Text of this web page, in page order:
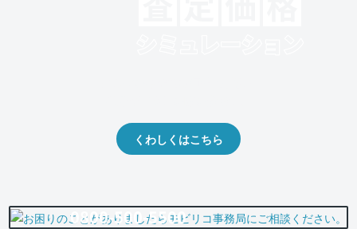
くわしくはこちら
0800-500-5500